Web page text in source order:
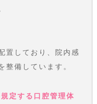
置しており、院内感
整備しています。
定する口腔管理体